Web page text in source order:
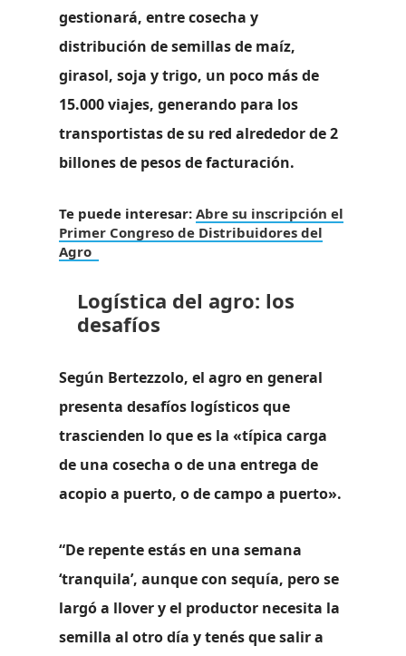
gestionará, entre cosecha y
distribución de semillas de maíz,
girasol, soja y trigo, un poco más de
15.000 viajes, generando para los
transportistas de su red alrededor de 2
billones de pesos de facturación.
Te puede interesar: Abre su inscripción el
Primer Congreso de Distribuidores del
Agro
Logística del agro: los
desafíos
Según Bertezzolo, el agro en general
presenta desafíos logísticos que
trascienden lo que es la «típica carga
de una cosecha o de una entrega de
acopio a puerto, o de campo a puerto».
“De repente estás en una semana
‘tranquila’, aunque con sequía, pero se
largó a llover y el productor necesita la
semilla al otro día y tenés que salir a